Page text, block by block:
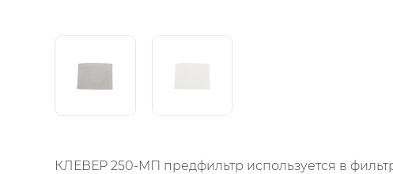
КЛЕВЕР 250-МП предфильтр используется в